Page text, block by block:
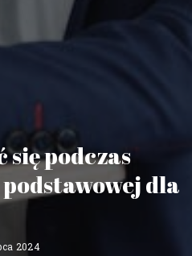
podczas
dla
2024